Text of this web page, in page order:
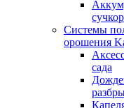
Системы
орошения
сада